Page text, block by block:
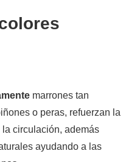
marrones tan
o peras, refuerzan la
circulación, además
ayudando a las